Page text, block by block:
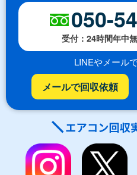
050-
受付：24時間年中
LINEやメール
メールで回収依頼